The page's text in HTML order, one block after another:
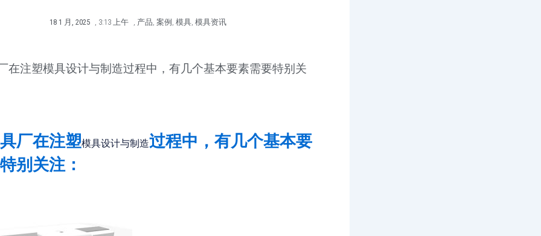
18 1 月, 2025 3:13 上午 产品 案例 模具, 模具资讯
在注塑模具设计与制造过程中，有几个基本要素需要特别关
厂在注塑模具设计与制造过程中，有几个基本要
别关注：